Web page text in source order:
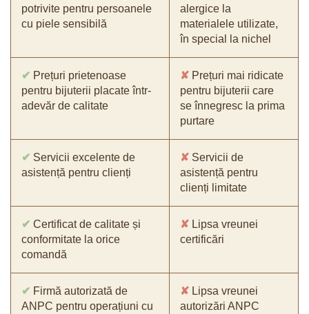
potrivite pentru persoanele
cu piele sensibilă
alergice la
materialele utilizate,
în special la nichel
✔ Prețuri prietenoase
pentru bijuterii placate într-
adevăr de calitate
✘ Prețuri mai ridicate
pentru bijuterii care
se înnegresc la prima
purtare
✔ Servicii excelente de
asistență pentru clienți
✘ Servicii de
asistență pentru
clienți limitate
✔ Certificat de calitate și
conformitate la orice
comandă
✘ Lipsa vreunei
certificări
✔ Firmă autorizată de
ANPC pentru operațiuni cu
✘ Lipsa vreunei
autorizări ANPC